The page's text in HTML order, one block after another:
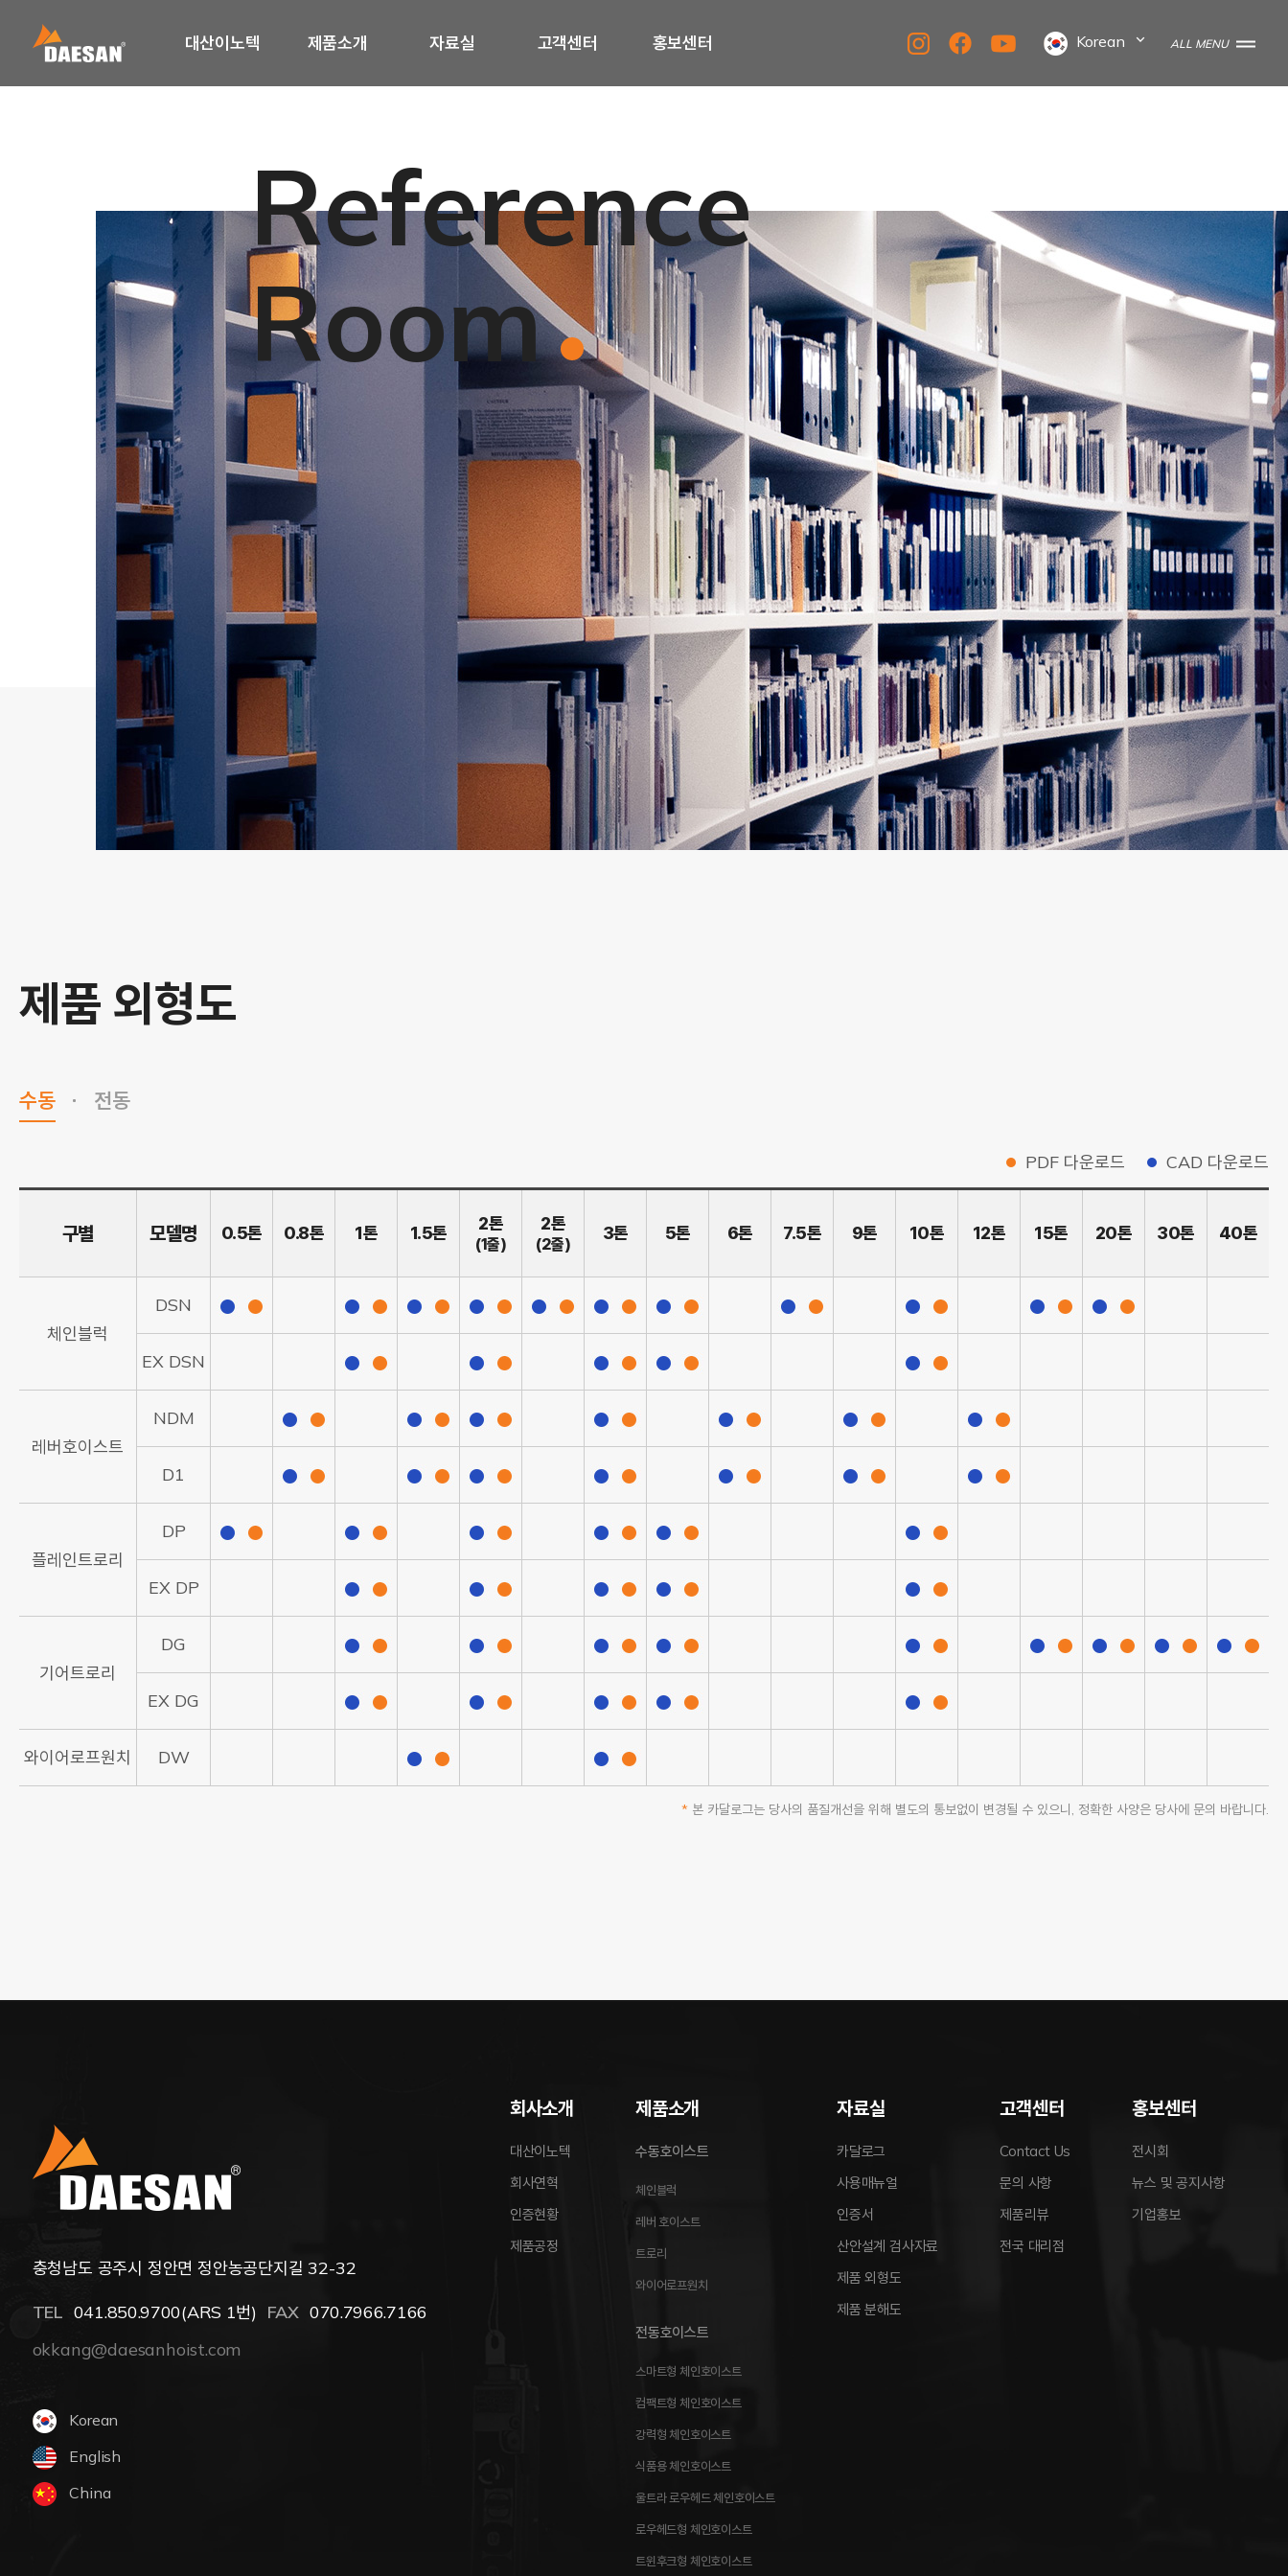
Korean ALL MENU
대산이노텍 제품소개 자료실 고객센터 홍보센터
Reference
Room
제품 외형도
수동 전동
PDF 다운로드 CAD 다운로드
구별 모델명 0.5톤 0.8톤 1톤 1.5톤 2톤
(1줄)
2톤
(2줄)
3톤 5톤 6톤 7.5톤 9톤 10톤 12톤 15톤 20톤 30톤 40톤
체인블럭
DSN
EX DSN
레버호이스트
NDM
D1
플레인트로리
DP
EX DP
기어트로리
DG
EX DG
와이어로프원치 DW
* 본 카달로그는 당사의 품질개선을 위해 별도의 통보없이 변경될 수 있으니, 정확한 사양은 당사에 문의 바랍니다.
충청남도 공주시 정안면 정안농공단지길 32-32
TEL 041.850.9700(ARS 1번) FAX 070.7966.7166
okkang@daesanhoist.com
Korean
English
China
회사소개
대산이노텍
회사연혁
인증현황
제품공정
제품소개
수동호이스트
체인블럭
레버 호이스트
트로리
와이어로프원치
전동호이스트
스마트형 체인호이스트
컴팩트형 체인호이스트
강력형 체인호이스트
식품용 체인호이스트
울트라 로우헤드 체인호이스트
로우헤드형 체인호이스트
트윈후크형 체인호이스트
자료실
카달로그
사용매뉴얼
인증서
산안설계 검사자료
제품 외형도
제품 분해도
고객센터
Contact Us
문의 사항
제품리뷰
전국 대리점
홍보센터
전시회
뉴스 및 공지사항
기업홍보